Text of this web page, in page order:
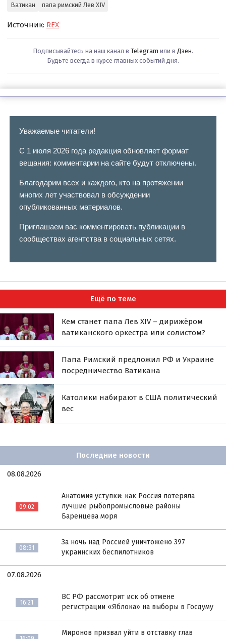
Ватикан папа римский Лев XIV
Источник: REX
Подписывайтесь на наш канал в Telegram или в Дзен.
Будьте всегда в курсе главных событий дня.
Уважаемые читатели!
С 1 июля 2026 года редакция обновляет формат
вещания: комментарии на сайте будут отключены.
Благодарим всех и каждого, кто на протяжении
многих лет участвовал в обсуждении
опубликованных материалов.
Приглашаем вас комментировать публикации в
сообществах агентства в социальных сетях.
Ещё по теме
Кем станет папа Лев XIV – дирижёром
ватиканского оркестра или солистом?
Папа Римский предложил РФ и Украине
посредничество Ватикана
Католики набирают в США политический
вес
Последние новости
08.08.2026
09:02
Анатомия уступки: как Россия потеряла
лучшие рыбопромысловые районы
Баренцева моря
08:31
За ночь над Россией уничтожено 397
украинских беспилотников
07.08.2026
16:21
ВС РФ рассмотрит иск об отмене
регистрации «Яблока» на выборы в Госдуму
Миронов призвал уйти в отставку глав